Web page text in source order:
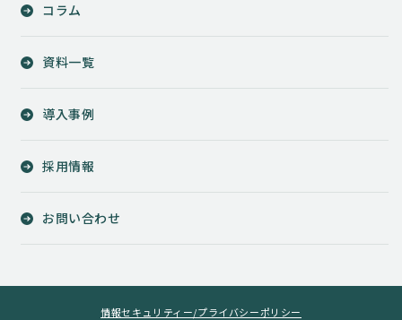
コラム
資料一覧
導入事例
採用情報
お問い合わせ
情報セキュリティー/プライバシーポリシー